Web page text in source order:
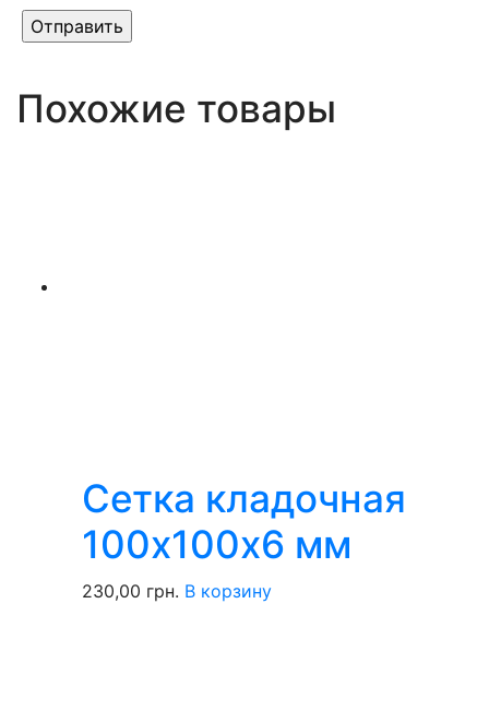
Похожие товары
Сетка кладочная
100х100х6 мм
230,00 грн. В корзину